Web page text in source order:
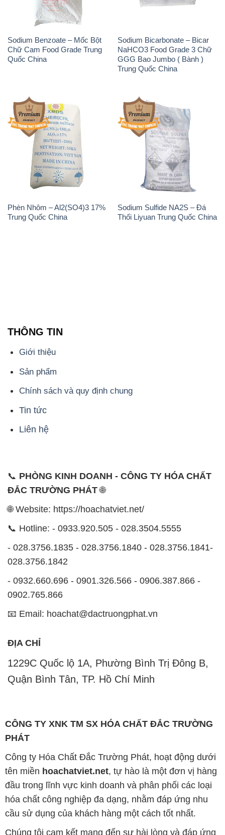
Sodium Benzoate – Mốc Bột
Chữ Cam Food Grade Trung
Quốc China
Sodium Bicarbonate – Bicar
NaHCO3 Food Grade 3 Chữ
GGG Bao Jumbo ( Bành )
Trung Quốc China
Phèn Nhôm – Al2(SO4)3 17%
Trung Quốc China
Sodium Sulfide NA2S – Đá
Thối Liyuan Trung Quốc China
THÔNG TIN
Giới thiệu
Sản phẩm
Chính sách và quy định chung
Tin tức
Liên hệ
📞 PHÒNG KINH DOANH - CÔNG TY HÓA CHẤT
ĐẮC TRƯỜNG PHÁT🌐
🌐 Website: https://hoachatviet.net/
📞 Hotline: - 0933.920.505 - 028.3504.5555
- 028.3756.1835 - 028.3756.1840 - 028.3756.1841-
028.3756.1842
- 0932.660.696 - 0901.326.566 - 0906.387.866 -
0902.765.866
📧 Email: hoachat@dactruongphat.vn
ĐỊA CHỈ
1229C Quốc lộ 1A, Phường Bình Trị Đông B,
Quận Bình Tân, TP. Hồ Chí Minh
CÔNG TY XNK TM SX HÓA CHẤT ĐẮC TRƯỜNG
PHÁT
Công ty Hóa Chất Đắc Trường Phát, hoạt động dưới
tên miền hoachatviet.net, tự hào là một đơn vị hàng
đầu trong lĩnh vực kinh doanh và phân phối các loại
hóa chất công nghiệp đa dạng, nhằm đáp ứng nhu
cầu sử dụng của khách hàng một cách tốt nhất.
Chúng tôi cam kết mang đến sự hài lòng và đáp ứng